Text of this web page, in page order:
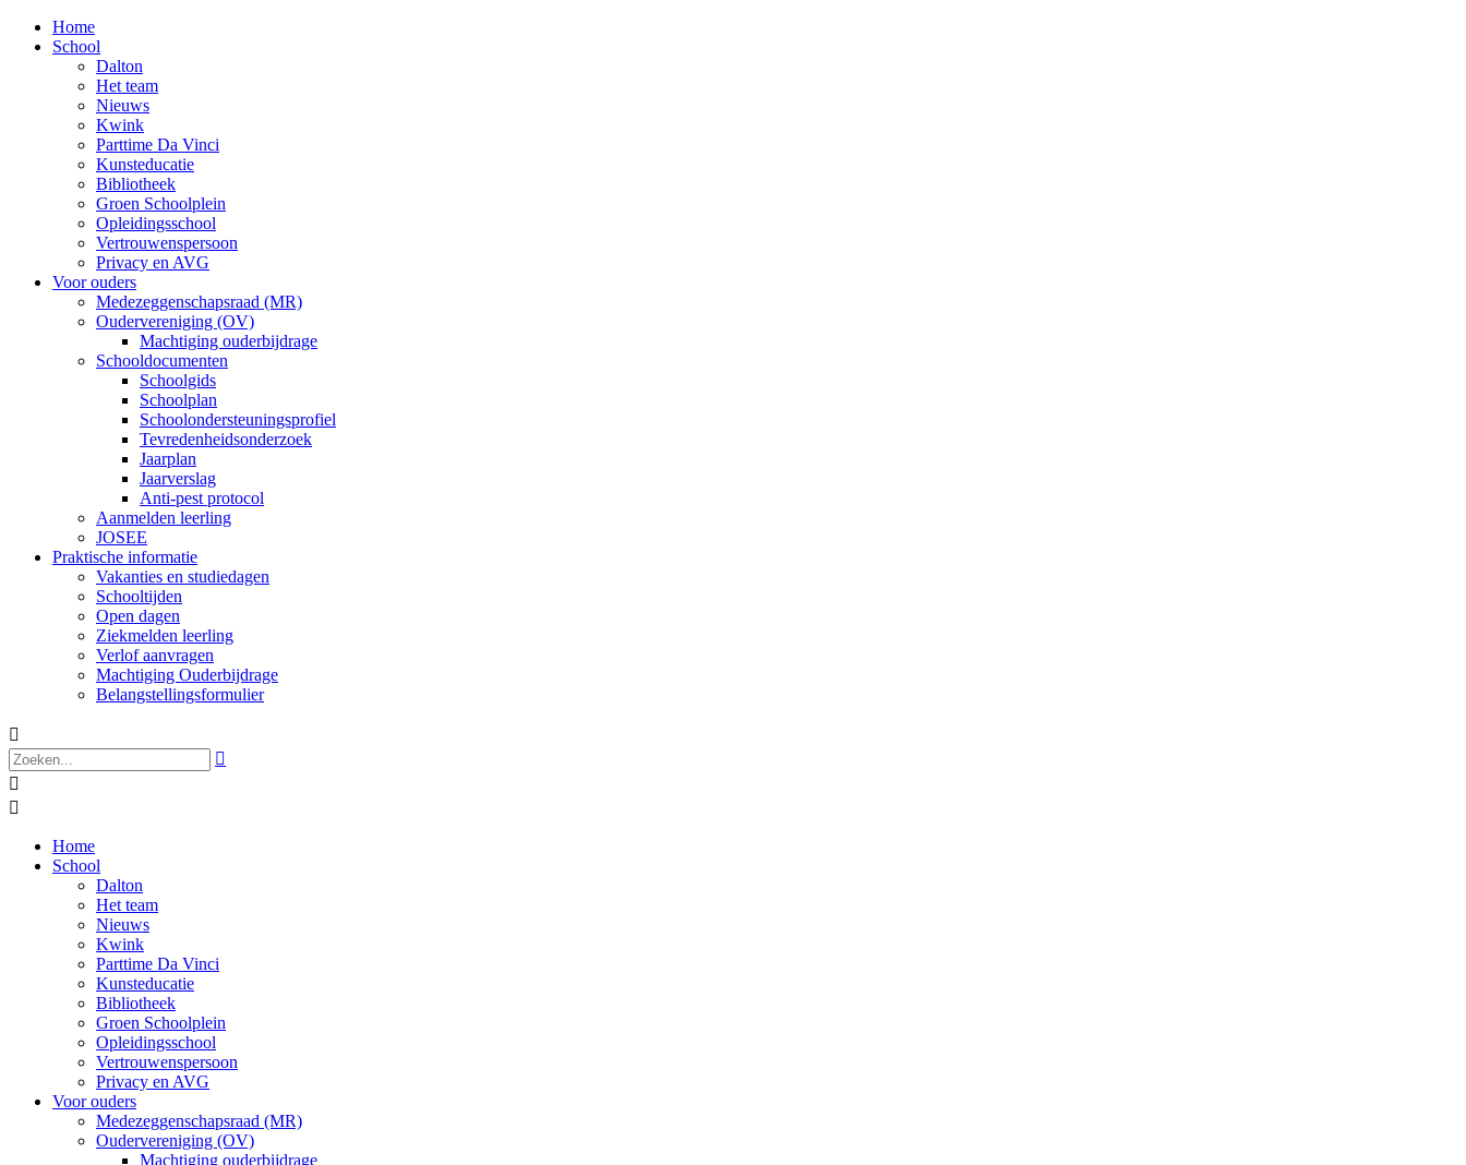
Home
School
Dalton
Het team
Nieuws
Kwink
Parttime Da Vinci
Kunsteducatie
Bibliotheek
Groen Schoolplein
Opleidingsschool
Vertrouwenspersoon
Privacy en AVG
Voor ouders
Medezeggenschapsraad (MR)
Oudervereniging (OV)
Machtiging ouderbijdrage
Schooldocumenten
Schoolgids
Schoolplan
Schoolondersteuningsprofiel
Tevredenheidsonderzoek
Jaarplan
Jaarverslag
Anti-pest protocol
Aanmelden leerling
JOSEE
Praktische informatie
Vakanties en studiedagen
Schooltijden
Open dagen
Ziekmelden leerling
Verlof aanvragen
Machtiging Ouderbijdrage
Belangstellingsformulier




Home
School
Dalton
Het team
Nieuws
Kwink
Parttime Da Vinci
Kunsteducatie
Bibliotheek
Groen Schoolplein
Opleidingsschool
Vertrouwenspersoon
Privacy en AVG
Voor ouders
Medezeggenschapsraad (MR)
Oudervereniging (OV)
Machtiging ouderbijdrage